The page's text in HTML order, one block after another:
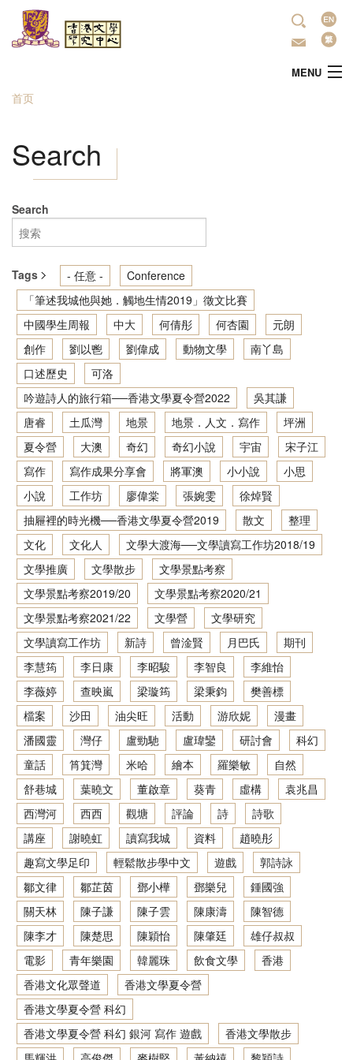
跳转到主要内容
语
言
MENU
中心简介
學術研究
文学推广
出版
香港文學資料庫
相关连结
当前位置
首页
Search
Search
Tags - 任意 -
Conference
「筆述我城他與她．觸地生情2019」徵文比賽
中國學生周報
中大 何倩彤 何杏園
元朗
創作
劉以鬯 劉偉成 動物文學
南丫島
口述歷史
可洛
吟遊詩人的旅行箱──香港文學夏令營2022
吳其謙
唐睿
土瓜灣 地景 地景．人文．寫作
坪洲
夏令營
大澳 奇幻 奇幻小說 宇宙
宋子江
寫作
寫作成果分享會 將軍澳 小小說
小思
小說
工作坊 廖偉棠 張婉雯
徐焯賢
抽屜裡的時光機──香港文學夏令營2019
散文
整理
文化
文化人
文學大渡海──文學讀寫工作坊2018/19
文學推廣
文學散步
文學景點考察
文學景點考察2019/20
文學景點考察2020/21
文學景點考察2021/22
文學營
文學研究
文學讀寫工作坊
新詩 曾淦賢 月巴氏
期刊
李慧筠
李日康 李昭駿 李智良
李維怡
李薇婷
查映嵐 梁璇筠 梁秉鈞
樊善標
檔案
沙田 油尖旺 活動 游欣妮
漫畫
潘國靈
灣仔 盧勁馳 盧瑋鑾 研討會
科幻
童話
筲箕灣 米哈 繪本 羅樂敏
自然
舒巷城
葉曉文 董啟章 葵青 虛構
袁兆昌
西灣河
西西 觀塘 評論 詩
詩歌
講座
謝曉虹 讀寫我城 資料
趙曉彤
趣寫文學足印
輕鬆散步學中文 遊戲
郭詩詠
鄒文律
鄒芷茵 鄧小樺 鄧樂兒
鍾國強
關天林
陳子謙 陳子雲 陳康濤
陳智德
陳李才
陳楚思 陳穎怡 陳肇廷
雄仔叔叔
電影
青年樂園 韓麗珠 飲食文學
香港
香港文化眾聲道
香港文學夏令營
香港文學夏令營 科幻
香港文學夏令營 科幻 銀河 寫作 遊戲
香港文學散步